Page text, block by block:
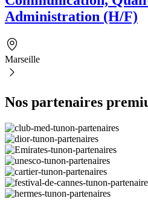
Administration (H/F)
Marseille
Nos partenaires